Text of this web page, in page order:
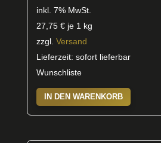
inkl. 7% MwSt.
27,75 €je 1 kg
zzgl. Versand
Lieferzeit: sofort lieferbar
Wunschliste
IN DEN WARENKORB